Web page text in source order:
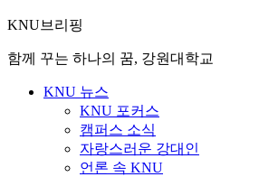
KNU브리핑
함께 꾸는 하나의 꿈, 강원대학교
KNU 뉴스
KNU 포커스
캠퍼스 소식
자랑스러운 강대인
언론 속 KNU